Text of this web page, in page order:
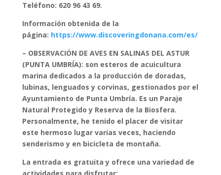
Teléfono: 620 96 43 69.
Información obtenida de la
página: https://www.discoveringdonana.com/es/
– OBSERVACIÓN DE AVES EN SALINAS DEL ASTUR
(PUNTA UMBRÍA): son esteros de acuicultura
marina dedicados a la producción de doradas,
lubinas, lenguados y corvinas, gestionados por el
Ayuntamiento de Punta Umbría. Es un Paraje
Natural Protegido y Reserva de la Biosfera.
Personalmente, he tenido el placer de visitar
este hermoso lugar varias veces, haciendo
senderismo y en bicicleta de montaña.
La entrada es gratuita y ofrece una variedad de